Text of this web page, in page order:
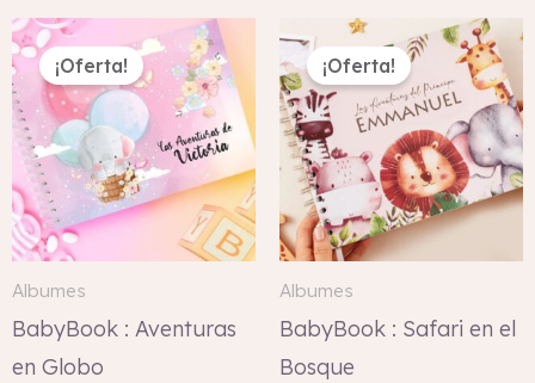
¡Oferta!
Albumes
BabyBook : Aventuras
en Globo
precio
original
era:
$116.000.
El
precio
actual
es:
$86.000.
¡Oferta!
Albumes
BabyBook : Safari en el
Bosque
precio
original
era:
$116.000.
El
precio
actual
es: